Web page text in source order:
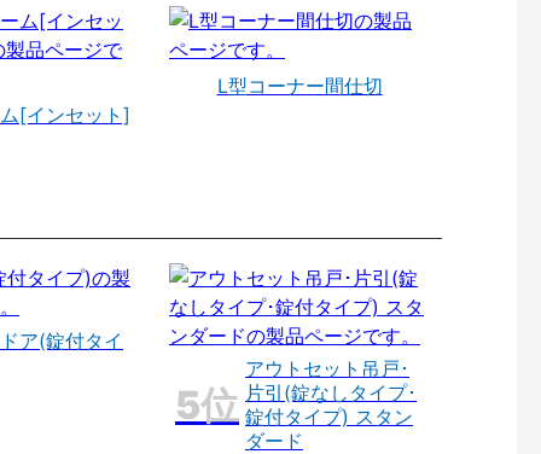
[インセット]
L型コーナー間仕切
ア(錠付タイ
アウトセット吊戸･
片引(錠なしタイプ･
錠付タイプ) スタン
ダード